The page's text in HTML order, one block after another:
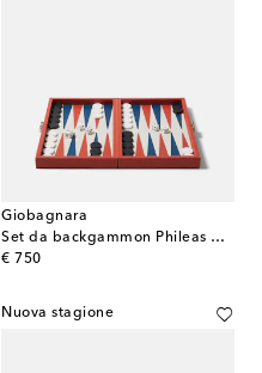
Giobagnara
Set da backgammon Phileas Miniature in pelle
€ 750
original price
Nuova stagione